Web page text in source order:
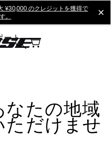
¥30,000 のクレジットを獲得で
。
ート
なたの地域
ただけませ